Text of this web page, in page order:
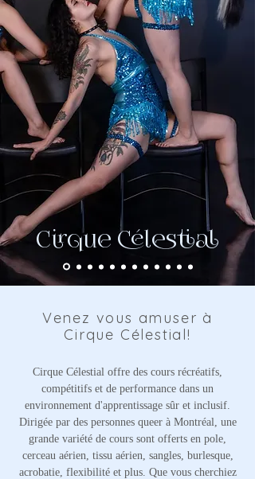
Cirque Célestial
Venez vous amuser à
Cirque Célestial!
Cirque Célestial offre des cours récréatifs,
compétitifs et de performance dans un
environnement d'apprentissage sûr et inclusif.
Dirigée par des personnes queer à Montréal, une
grande variété de cours sont offerts en pole,
cerceau aérien, tissu aérien, sangles, burlesque,
acrobatie, flexibilité et plus. Que vous cherchiez